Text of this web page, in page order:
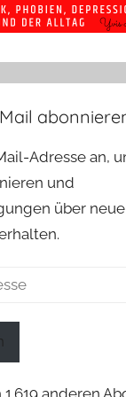
Adresse an,
und
über